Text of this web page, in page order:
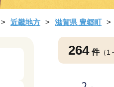
近畿地方 滋賀県 豊郷町
264 件（1